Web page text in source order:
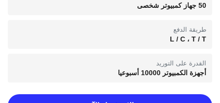
50 جهاز كمبيوتر شخصى
طريقة الدفع
L / C ، T / T
القدرة على التوريد
أجهزة الكمبيوتر 10000 أسبوعيا